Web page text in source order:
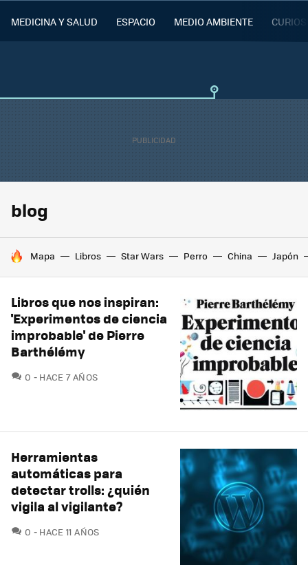
MEDICINA Y SALUD ESPACIO MEDIO AMBIENTE
blog
HOY SE HABLA DE
Mapa Libros Star Wars Perro China Japón
Libros que nos inspiran:
'Experimentos de ciencia
improbable' de Pierre
Barthélémy
0 COMENTARIOS
HACE 7 AÑOS
Herramientas
automáticas para
detectar trolls: ¿quién
vigila al vigilante?
0 COMENTARIOS
HACE 11 AÑOS